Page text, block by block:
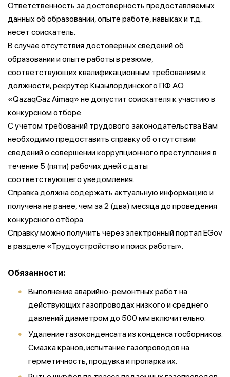
Ответственность за достоверность предоставляемых
данных об образовании, опыте работе, навыках и т.д.
несет соискатель.
В случае отсутствия достоверных сведений об
образовании и опыте работы в резюме,
соответствующих квалификационным требованиям к
должности, рекрутер Кызылординского ПФ АО
«QazaqGaz Aimaq» не допустит соискателя к участию в
конкурсном отборе.
С учетом требований трудового законодательства Вам
необходимо предоставить справку об отсутствии
сведений о совершении коррупционного преступления в
течение 5 (пяти) рабочих дней с даты
соответствующего уведомления.
Справка должна содержать актуальную информацию и
получена не ранее, чем за 2 (два) месяца до проведения
конкурсного отбора.
Справку можно получить через электронный портал EGov
в разделе «Трудоустройство и поиск работы».
Обязанности:
Выполнение аварийно-ремонтных работ на
действующих газопроводах низкого и среднего
давлений диаметром до 500 мм включительно.
Удаление газоконденсата из конденсатосборников.
Смазка кранов, испытание газопроводов на
герметичность, продувка и пропарка их.